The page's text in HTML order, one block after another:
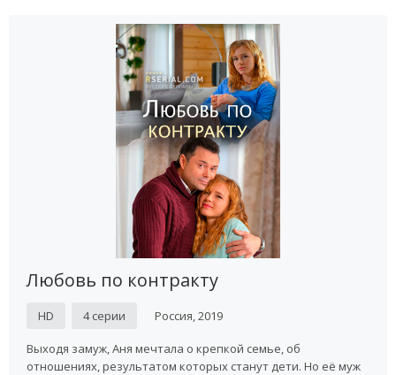
концом. Типичным сюжетом является внеплановая беременность
женщины, которая влюбляется в плохого мужчину. Вначале он ей
обещает крепкую семью и красивую жизнь, а затем бросает,
узнав про беременность и забыв про любовь, одну с малышом.
При счастливом исходе женщина встречает хорошего мужчину,
устраивает свою личную жизнь, становится счастливой. В другом
варианте сюжета девушка не знает отца ребенка. У нее были
близкие отношения с несколькими мужчинами. Двое
потенциальных отцов начинают борьбу за ее сердце, готовы
воспитывать даже чужого ребенка. Часто в отношения пары
вмешиваются родители, которые либо расстраивают отношения,
либо насильно заставляют делать им внуков. Каждая такая
просмотренная история принесет пользу и важный жизненный
Любовь по контракту
HD 4 серии Россия, 2019
Выходя замуж, Аня мечтала о крепкой семье, об
отношениях, результатом которых станут дети. Но её муж